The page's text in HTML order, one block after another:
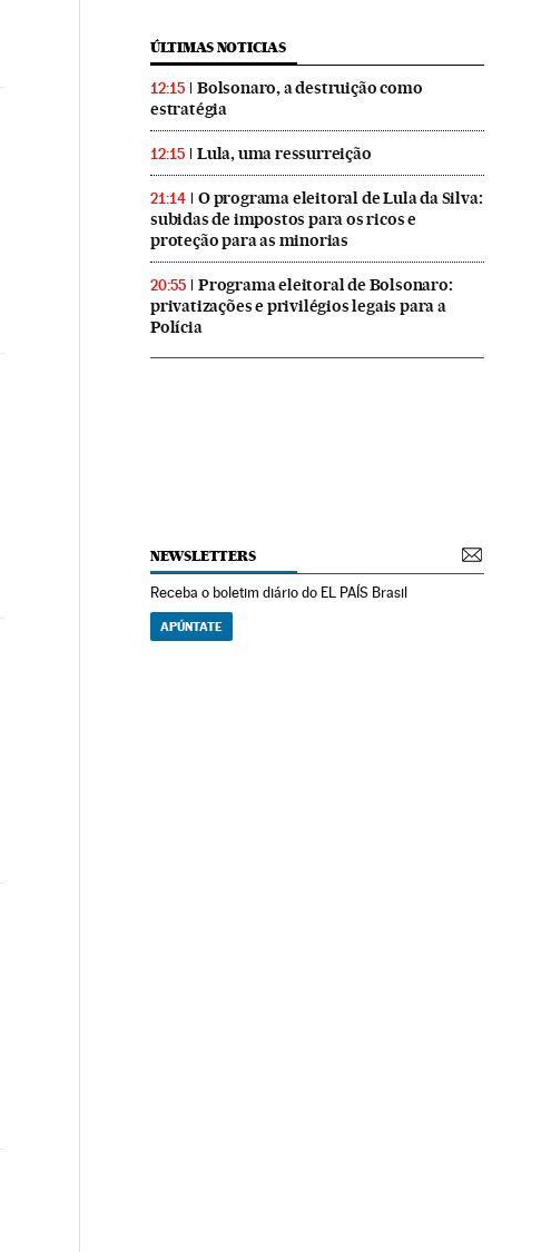
ÚLTIMAS NOTICIAS
12:15
Bolsonaro, a destruição como
estratégia
12:15 Lula, uma ressurreição
21:14
O programa eleitoral de Lula da Silva:
subidas de impostos para os ricos e
proteção para as minorias
20:55
Programa eleitoral de Bolsonaro:
privatizações e privilégios legais para a
Polícia
NEWSLETTERS
Receba o boletim diário do EL PAÍS Brasil
APÚNTATE